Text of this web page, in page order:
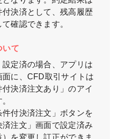
決済として、残高履歴
確認できます。
いて
設定済の場合、アプリは
面に、CFD取引サイトは
付決済注文あり」のアイ
付決済注文」ボタンを
注文」画面で設定済み